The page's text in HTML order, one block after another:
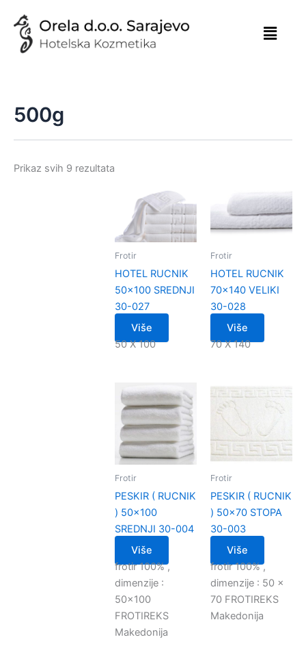
content
500g
Prikaz svih 9 rezultata
Frotir
HOTEL RUCNIK
50×100 SREDNJI
30-027
Više
50 X 100
Frotir
HOTEL RUCNIK
70×140 VELIKI
30-028
Više
70 X 140
Frotir
PESKIR ( RUCNIK
) 50×100
SREDNJI 30-004
Više
frotir 100% ,
dimenzije :
50×100
FROTIREKS
Makedonija
Frotir
PESKIR ( RUCNIK
) 50×70 STOPA
30-003
Više
frotir 100% ,
dimenzije : 50 x
70 FROTIREKS
Makedonija